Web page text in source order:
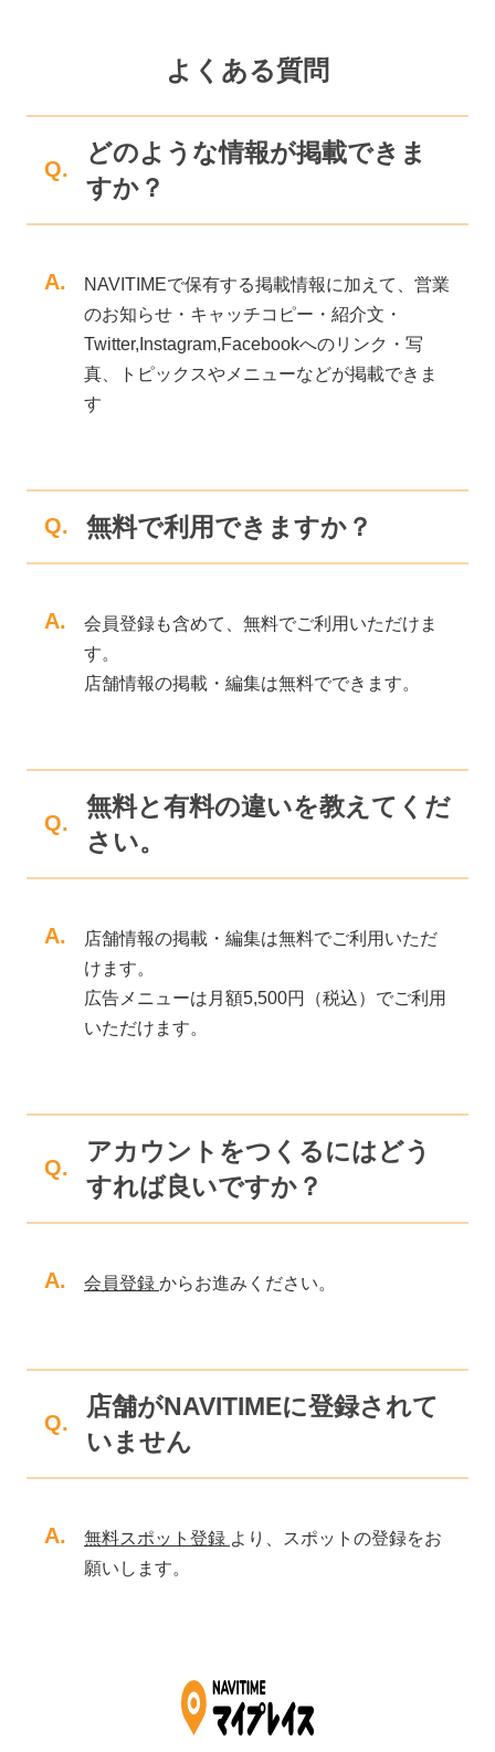
よくある質問
Q.
どのような情報が掲載できま
すか？
A.
NAVITIMEで保有する掲載情報に加えて、営業
のお知らせ・キャッチコピー・紹介文・
Twitter,Instagram,Facebookへのリンク・写
真、トピックスやメニューなどが掲載できま
す
Q. 無料で利用できますか？
A.
会員登録も含めて、無料でご利用いただけま
す。
店舗情報の掲載・編集は無料でできます。
Q.
無料と有料の違いを教えてくだ
さい。
A.
店舗情報の掲載・編集は無料でご利用いただ
けます。
広告メニューは月額5,500円（税込）でご利用
いただけます。
Q.
アカウントをつくるにはどう
すれば良いですか？
A. 会員登録 からお進みください。
Q.
店舗がNAVITIMEに登録されて
いません
A. 無料スポット登録 より、スポットの登録をお
願いします。